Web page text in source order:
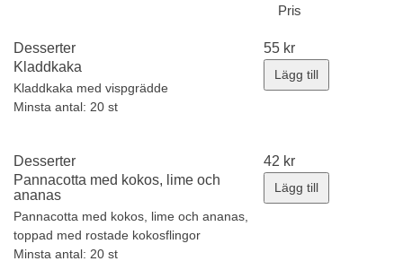
Pris
Desserter
Kladdkaka
Kladdkaka med vispgrädde
Minsta antal: 20 st
55 kr
Lägg till
Desserter
Pannacotta med kokos, lime och
ananas
Pannacotta med kokos, lime och ananas,
toppad med rostade kokosflingor
Minsta antal: 20 st
42 kr
Lägg till